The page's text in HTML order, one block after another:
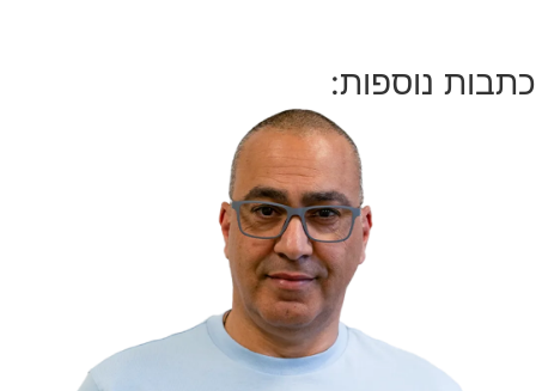
כתבות נוספות: